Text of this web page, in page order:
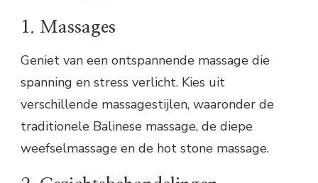
1. Massages
Geniet van een ontspannende massage die
spanning en stress verlicht. Kies uit
verschillende massagestijlen, waaronder de
traditionele Balinese massage, de diepe
weefselmassage en de hot stone massage.